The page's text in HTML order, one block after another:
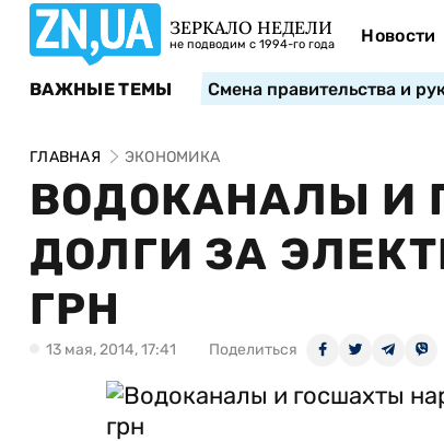
ЗЕРКАЛО НЕДЕЛИ
не подводим с 1994-го года Новости
ВАЖНЫЕ ТЕМЫ Смена правительства и
ГЛАВНАЯ ЭКОНОМИКА
ВОДОКАНАЛЫ И
ДОЛГИ ЗА
ГРН
13 мая, 2014, 17:41 Поделиться